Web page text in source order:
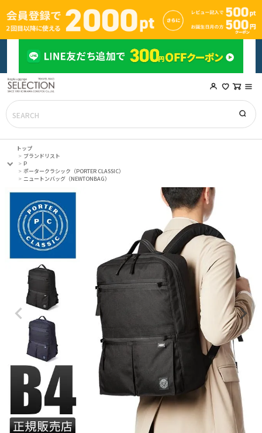
トップ
ブランドリスト
P
ポータークラシック（PORTER CLASSIC）
ニュートンバッグ（NEWTONBAG）